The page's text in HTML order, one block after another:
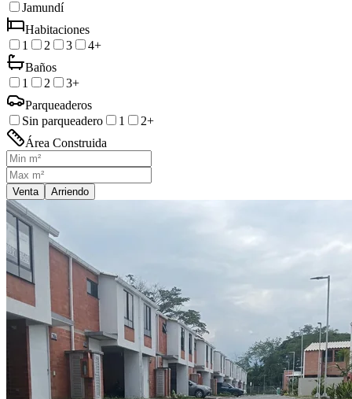
Jamundí
Habitaciones
1
2 3
4+
Baños
1
2
3+
Parqueaderos
Sin parqueadero
1
2+
Área Construida
Venta Arriendo